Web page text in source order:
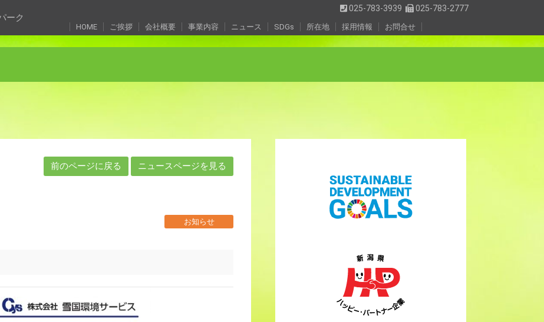
ーク
025-783-3939 025-783-2777
HOME ご挨拶 会社概要 事業内容 ニュース SDGs 所在地 採用情報 お問合せ
前のページに戻る ニュースページを見る
お知らせ